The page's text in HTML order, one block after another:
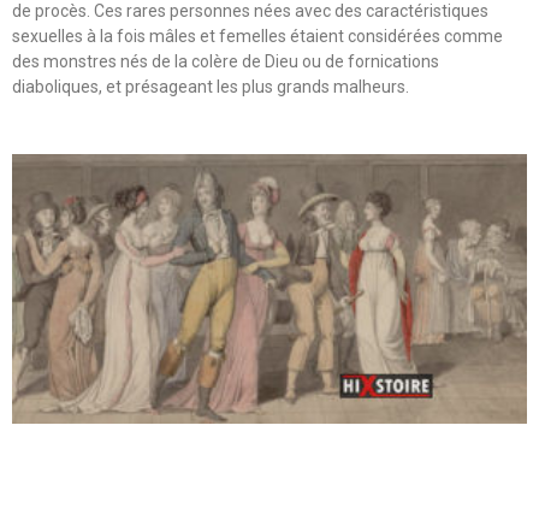
de procès. Ces rares personnes nées avec des caractéristiques
sexuelles à la fois mâles et femelles étaient considérées comme
des monstres nés de la colère de Dieu ou de fornications
diaboliques, et présageant les plus grands malheurs.